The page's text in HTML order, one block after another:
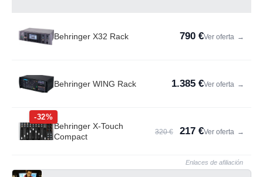
Behringer X32 Rack 790 €Ver oferta →
Behringer WING Rack 1.385 €Ver oferta →
-32%
Behringer X-Touch
Compact
320 € 217 €Ver oferta →
Enlaces de afiliación